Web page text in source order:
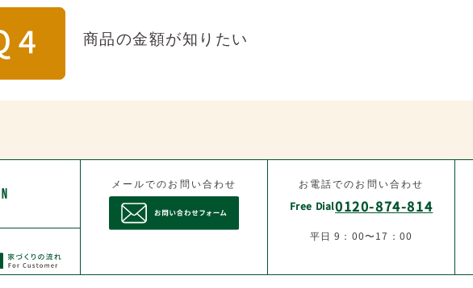
商品の金額が知りたい
メールでのお問い合わせ
お電話でのお問い合わせ
Free Dial0120-874-814
平日 9：00〜17：00